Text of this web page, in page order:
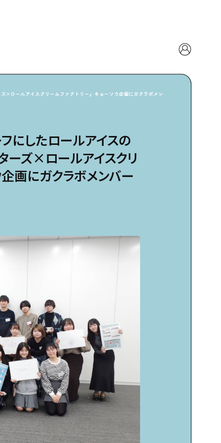
×ロールアイスクリームファクトリー』キョーソウ企画にガクラボメン
にしたロールアイスの
ーズ×ロールアイスクリ
企画にガクラボメンバー